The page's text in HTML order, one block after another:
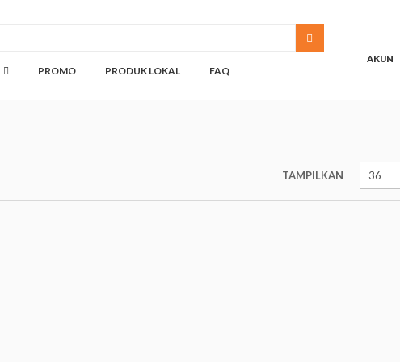
AKUN
PROMO PRODUK LOKAL FAQ
TAMPILKAN